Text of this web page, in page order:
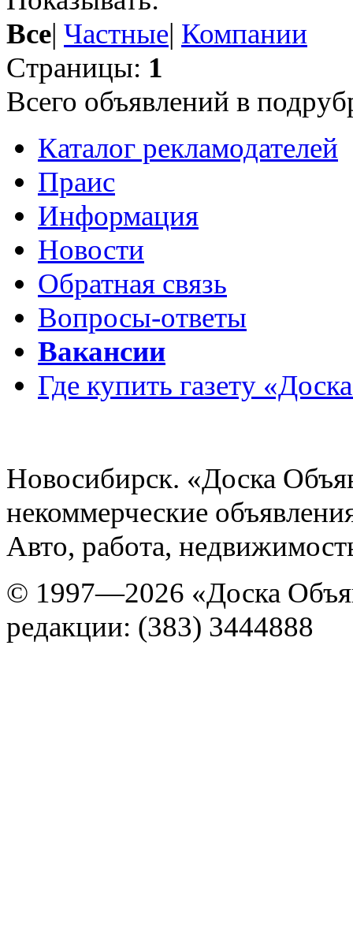
Все| Частные| Компании
Страницы: 1
Всего объявлений в
Каталог рекламодателей
Праис
Информация
Новости
Обратная связь
Вопросы-ответы
Вакансии
Где купить газету
Новосибирск. «Доска
некоммерческие
Авто, работа,
© 1997—2026 «Доска
редакции: (383) 3444888